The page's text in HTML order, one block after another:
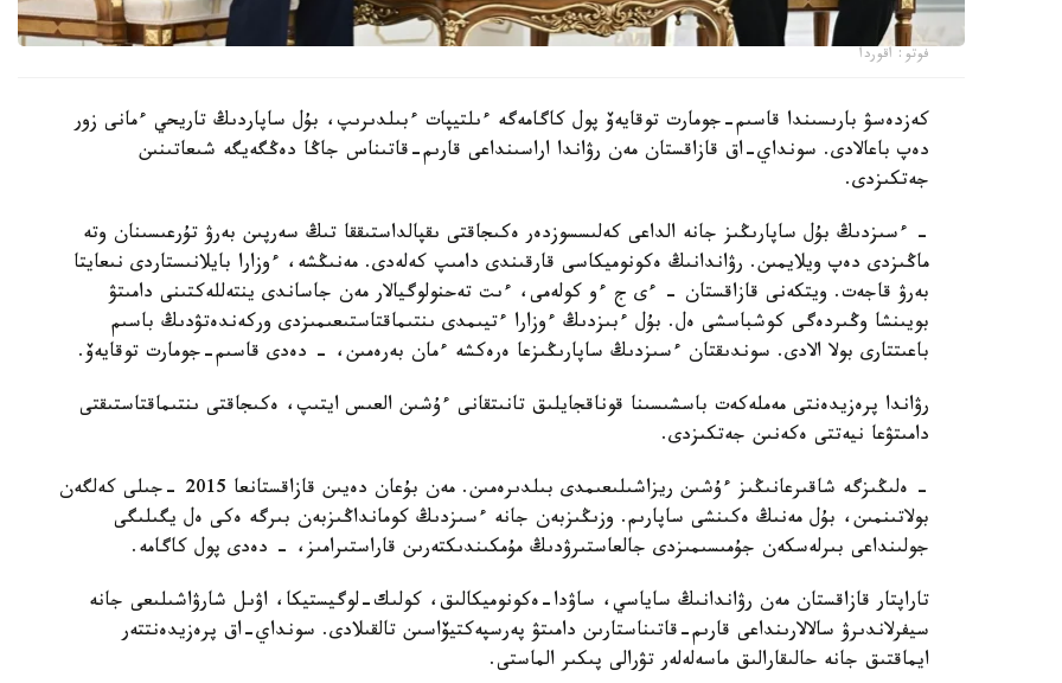
فوتو: اقوردا
كەزدەسۋ بارىسىندا قاسىم-جومارت توقايەۆ پول كاگامەگە ءىلتيپات ءبىلدىرىپ، بۇل ساپاردىڭ تاريحي ءمانى زور
دەپ باعالادى. سونداي-اق قازاقستان مەن رۋاندا اراسىنداعى قارىم-قاتىناس جاڭا دەڭگەيگە شىعاتىنىن
جەتكىزدى.
- ءسىزدىڭ بۇل ساپارىڭىز جانە الداعى كەلىسسوزدەر ەكىجاقتى ىقپالداستىققا تىڭ سەرپىن بەرۋ تۇرعىسىنان وتە
ماڭىزدى دەپ ويلايمىن. رۋاندانىڭ ەكونوميكاسى قارقىندى دامىپ كەلەدى. مەنىڭشە، ءوزارا بايلانىستاردى نىعايتا
بەرۋ قاجەت. ويتكەنى قازاقستان - ءى ج ءو كولەمى، ءىت تەحنولوگيالار مەن جاساندى ينتەللەكتىنى دامىتۋ
بويىنشا وڭىردەگى كوشباسشى ەل. بۇل ءبىزدىڭ ءوزارا ءتيىمدى ىنتىماقتاستىعىمىزدى وركەندەتۋدىڭ باسىم
باعىتتارى بولا الادى. سوندىقتان ءسىزدىڭ ساپارىڭىزعا ەرەكشە ءمان بەرەمىن، - دەدى قاسىم-جومارت توقايەۆ.
رۋاندا پرەزيدەنتى مەملەكەت باسشىسىنا قوناقجايلىق تانىتقانى ءۇشىن العىس ايتىپ، ەكىجاقتى ىنتىماقتاستىقتى
دامىتۋعا نيەتتى ەكەنىن جەتكىزدى.
- ەلىڭىزگە شاقىرعانىڭىز ءۇشىن ريزاشىلىعىمدى بىلدىرەمىن. مەن بۇعان دەيىن قازاقستانعا 2015 -جىلى كەلگەن
بولاتىنمىن، بۇل مەنىڭ ەكىنشى ساپارىم. وزىڭىزبەن جانە ءسىزدىڭ كومانداڭىزبەن بىرگە ەكى ەل يگىلىگى
جولىنداعى بىرلەسكەن جۇمىسىمىزدى جالعاستىرۋدىڭ مۇمكىندىكتەرىن قاراستىرامىز، - دەدى پول كاگامە.
تاراپتار قازاقستان مەن رۋاندانىڭ ساياسي، ساۋدا-ەكونوميكالىق، كولىك-لوگيستيكا، اۋىل شارۋاشىلىعى جانە
سيفرلاندىرۋ سالالارىنداعى قارىم-قاتىناستارىن دامىتۋ پەرسپەكتيۆاسىن تالقىلادى. سونداي-اق پرەزيدەنتتەر
ايماقتىق جانە حالىقارالىق ماسەلەلەر تۋرالى پىكىر الماستى.